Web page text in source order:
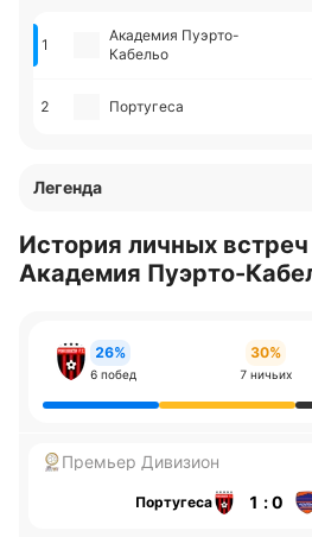
1
Академия Пуэрто-
Кабельо
2 Португеса
Легенда
История личных
Академия Пуэрто-
26%
6 побед
30%
7 ничьих
Премьер Дивизион
Португеса 1 : 0